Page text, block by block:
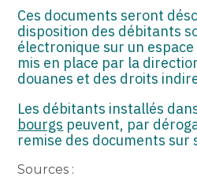
Ces documents seront
disposition des débitants
électronique sur un
mis en place par la
douanes et des droits
Les débitants installés
bourgs peuvent, par
remise des documents sur
Sources :